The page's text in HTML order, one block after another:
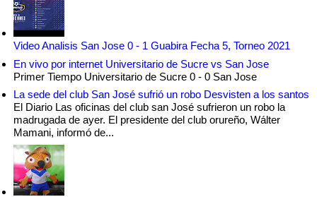
Video Analisis San Jose 0 - 1 Guabira Fecha 5, Torneo 2021
En vivo por internet Universitario de Sucre vs San Jose
Primer Tiempo Universitario de Sucre 0 - 0 San Jose
La sede del club San José sufrió un robo Desvisten a los santos
El Diario Las oficinas del club san José sufrieron un robo la
madrugada de ayer. El presidente del club orureño, Wálter
Mamani, informó de...